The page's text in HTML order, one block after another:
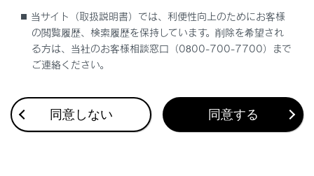
低速時に障害物との接近を検知してブレーキをかける
Lexus Safety System +
Advanced Parkメインスイッチを押して駐車操作を支援する
このページは役に立ちましたか？
当サイト（取扱説明書）では、利便性向上のためにお客様
の閲覧履歴、検索履歴を保持しています。削除を希望され
る方は、当社のお客様相談窓口（0800-700-7700）まで
ご連絡ください。
同意しない 同意する